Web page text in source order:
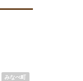
みなべ町